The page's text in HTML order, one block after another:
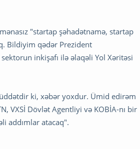
"startap şəhadətnamə, startap
Bildiyim qədər Prezident
inkişafı ilə əlaqəli Yol Xəritəsi
ki, xəbər yoxdur. Ümid edirəm
VXSİ Dövlət Agentliyi və KOBİA-nı bir
addımlar atacaq".